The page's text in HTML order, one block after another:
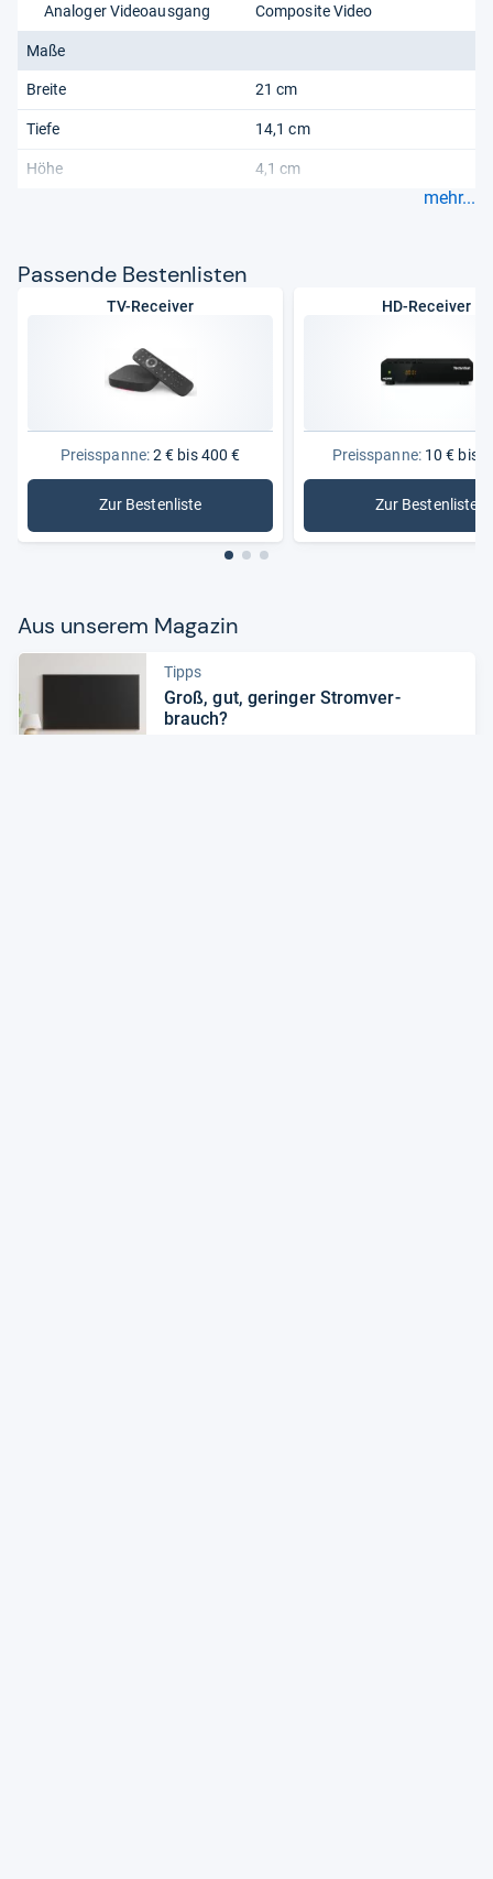
Analoger Videoausgang Composite Video
Maße
Breite 21 cm
Tiefe 14,1 cm
Höhe 4,1 cm
mehr...
Pas­sende Bes­ten­lis­ten
TV-Receiver
Preisspanne:2 € bis 400 €
Zur Bestenliste
: TV-Receiver
HD-Receiver
Preisspanne:10 € bis
Zur Bestenliste
: HD-
Aus unse­rem Maga­zin
Tipps
Groß, gut, gerin­ger Strom­ver­
brauch?